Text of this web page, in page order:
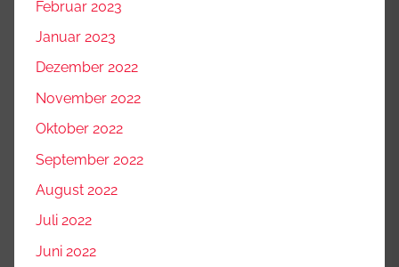
Februar 2023
Januar 2023
Dezember 2022
November 2022
Oktober 2022
September 2022
August 2022
Juli 2022
Juni 2022